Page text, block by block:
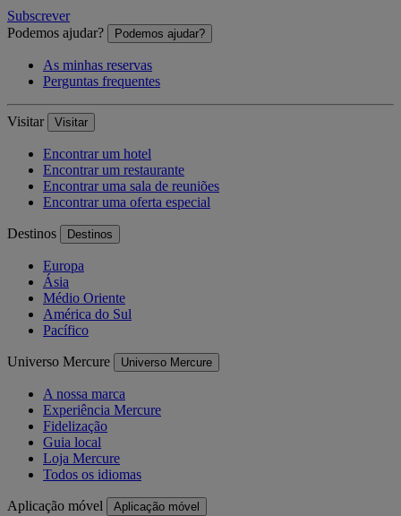
Subscrever
Podemos ajudar?
Podemos ajudar?
As minhas reservas
Perguntas frequentes
Visitar Visitar
Encontrar um hotel
Encontrar um restaurante
Encontrar uma sala de reuniões
Encontrar uma oferta especial
Destinos Destinos
Europa
Ásia
Médio Oriente
América do Sul
Pacífico
Universo Mercure Universo Mercure
A nossa marca
Experiência Mercure
Fidelização
Guia local
Loja Mercure
Todos os idiomas
Aplicação móvel Aplicação móvel